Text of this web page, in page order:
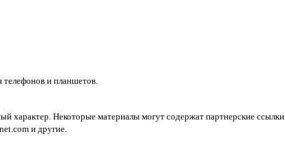
и планшетов.
характер. Некоторые материалы могут содержат партнерские ссылки.
и другие.